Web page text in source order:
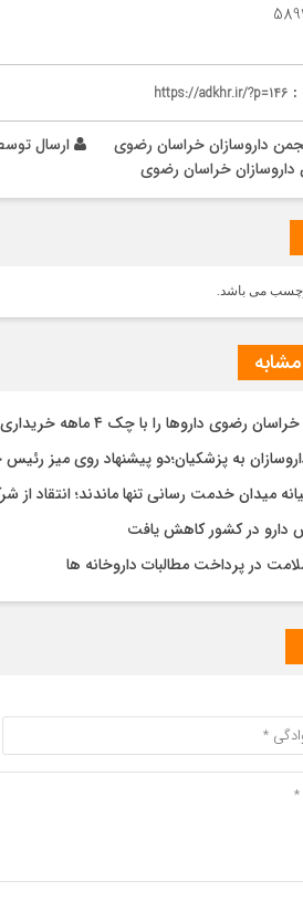
:
https://adkhr.ir/?p=146
داروسازان خراسان رضوی ارسال
داروسازان خراسان رضوی
می باشد.
رضوی داروها را با چک ۴ ماهه خریداری می‌کنند
به پزشکیان؛دو پیشنهاد روی میز
میدان خدمت رسانی تنها ماندند؛ انتقاد
دارو در کشور کاهش یافت
در پرداخت مطالبات داروخانه ها